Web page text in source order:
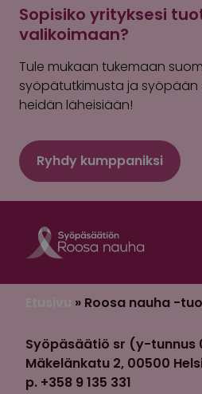
Sopisiko yrityksesi
valikoimaan?
Tule mukaan tukemaan
syöpätutkimusta ja syöpään
heidän läheisiään!
Ryhdy kumppaniksi
» Roosa nauha -
Syöpäsäätiö sr (y-tunnus
Mäkelänkatu 2, 00500
p. +358 9 135 331